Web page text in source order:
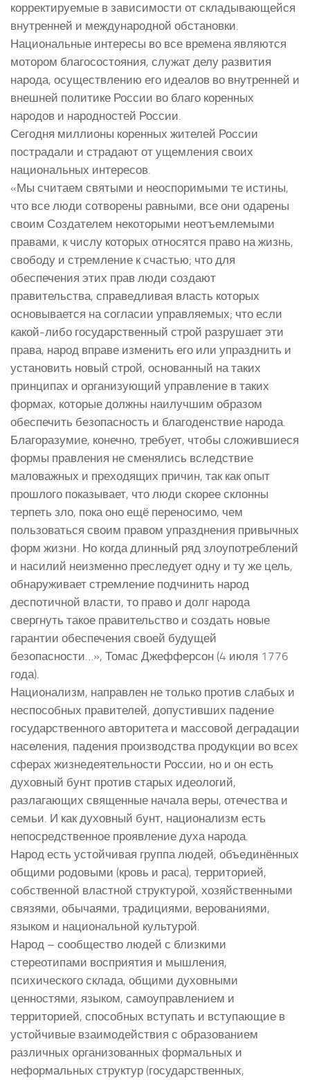
корректируемые в зависимости от складывающейся
внутренней и международной обстановки.
Национальные интересы во все времена являются
мотором благосостояния, служат делу развития
народа, осуществлению его идеалов во внутренней и
внешней политике России во благо коренных
народов и народностей России.
Сегодня миллионы коренных жителей России
пострадали и страдают от ущемления своих
национальных интересов.
«Мы считаем святыми и неоспоримыми те истины,
что все люди сотворены равными, все они одарены
своим Создателем некоторыми неотъемлемыми
правами, к числу которых относятся право на жизнь,
свободу и стремление к счастью; что для
обеспечения этих прав люди создают
правительства, справедливая власть которых
основывается на согласии управляемых; что если
какой-либо государственный строй разрушает эти
права, народ вправе изменить его или упразднить и
установить новый строй, основанный на таких
принципах и организующий управление в таких
формах, которые должны наилучшим образом
обеспечить безопасность и благоденствие народа.
Благоразумие, конечно, требует, чтобы сложившиеся
формы правления не сменялись вследствие
маловажных и преходящих причин, так как опыт
прошлого показывает, что люди скорее склонны
терпеть зло, пока оно ещё переносимо, чем
пользоваться своим правом упразднения привычных
форм жизни. Но когда длинный ряд злоупотреблений
и насилий неизменно преследует одну и ту же цель,
обнаруживает стремление подчинить народ
деспотичной власти, то право и долг народа
свергнуть такое правительство и создать новые
гарантии обеспечения своей будущей
безопасности…», Томас Джефферсон (4 июля 1776
года).
Национализм, направлен не только против слабых и
неспособных правителей, допустивших падение
государственного авторитета и массовой деградации
населения, падения производства продукции во всех
сферах жизнедеятельности России, но и он есть
духовный бунт против старых идеологий,
разлагающих священные начала веры, отечества и
семьи. И как духовный бунт, национализм есть
непосредственное проявление духа народа.
Народ есть устойчивая группа людей, объединённых
общими родовыми (кровь и раса), территорией,
собственной властной структурой, хозяйственными
связями, обычаями, традициями, верованиями,
языком и национальной культурой.
Народ – сообщество людей с близкими
стереотипами восприятия и мышления,
психического склада, общими духовными
ценностями, языком, самоуправлением и
территорией, способных вступать и вступающие в
устойчивые взаимодействия с образованием
различных организованных формальных и
неформальных структур (государственных,